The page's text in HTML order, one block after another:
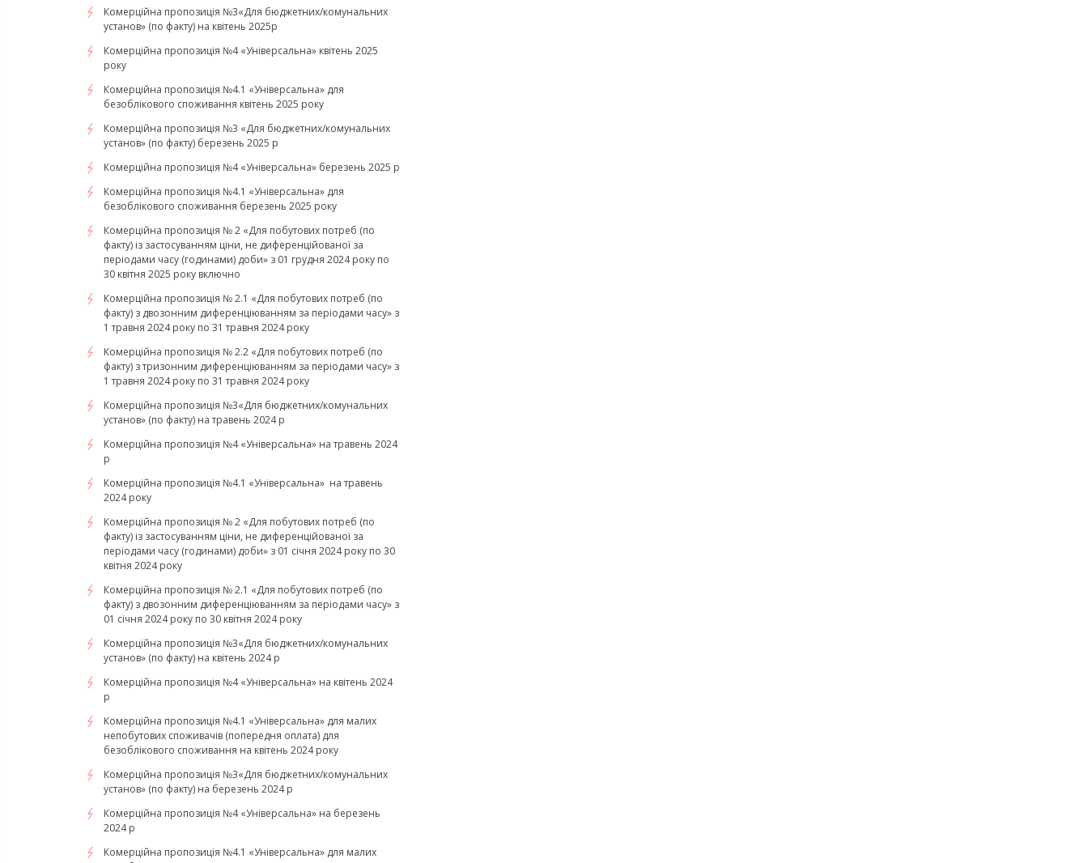
Комерційна пропозиція №3«Для бюджетних/комунальних
установ» (по факту) на квітень 2025р
Комерційна пропозиція №4 «Універсальна» квітень 2025
року
Комерційна пропозиція №4.1 «Універсальна» для
безоблікового споживання квітень 2025 року
Комерційна пропозиція №3 «Для бюджетних/комунальних
установ» (по факту) березень 2025 р
Комерційна пропозиція №4 «Універсальна» березень 2025 р
Комерційна пропозиція №4.1 «Універсальна» для
безоблікового споживання березень 2025 року
Комерційна пропозиція № 2 «Для побутових потреб (по
факту) із застосуванням ціни, не диференційованої за
періодами часу (годинами) доби» з 01 грудня 2024 року по
30 квітня 2025 року включно
Комерційна пропозиція № 2.1 «Для побутових потреб (по
факту) з двозонним диференціюванням за періодами часу» з
1 травня 2024 року по 31 травня 2024 року
Комерційна пропозиція № 2.2 «Для побутових потреб (по
факту) з тризонним диференціюванням за періодами часу» з
1 травня 2024 року по 31 травня 2024 року
Комерційна пропозиція №3«Для бюджетних/комунальних
установ» (по факту) на травень 2024 р
Комерційна пропозиція №4 «Універсальна» на травень 2024
р
Комерційна пропозиція №4.1 «Універсальна» на травень
2024 року
Комерційна пропозиція № 2 «Для побутових потреб (по
факту) із застосуванням ціни, не диференційованої за
періодами часу (годинами) доби» з 01 січня 2024 року по 30
квітня 2024 року
Комерційна пропозиція № 2.1 «Для побутових потреб (по
факту) з двозонним диференціюванням за періодами часу» з
01 січня 2024 року по 30 квітня 2024 року
Комерційна пропозиція №3«Для бюджетних/комунальних
установ» (по факту) на квітень 2024 р
Комерційна пропозиція №4 «Універсальна» на квітень 2024
р
Комерційна пропозиція №4.1 «Універсальна» для малих
непобутових споживачів (попередня оплата) для
безоблікового споживання на квітень 2024 року
Комерційна пропозиція №3«Для бюджетних/комунальних
установ» (по факту) на березень 2024 р
Комерційна пропозиція №4 «Універсальна» на березень
2024 р
Комерційна пропозиція №4.1 «Універсальна» для малих